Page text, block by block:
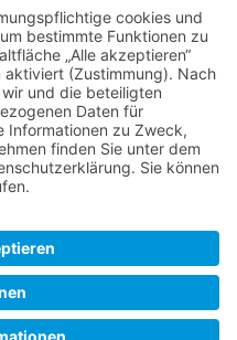
vonPeter
,Mmartin,Peter,